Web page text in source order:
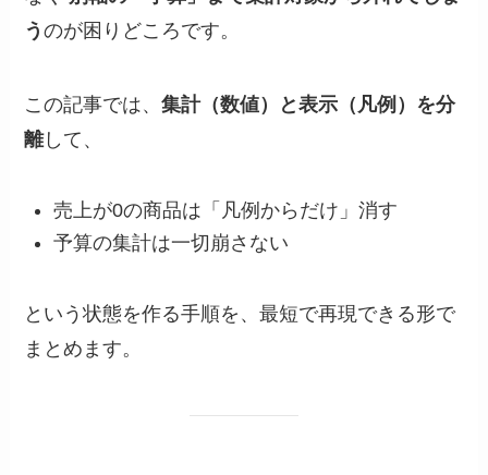
うのが困りどころです。
この記事では、集計（数値）と表示（凡例）を分
離して、
売上が0の商品は「凡例からだけ」消す
予算の集計は一切崩さない
という状態を作る手順を、最短で再現できる形で
まとめます。